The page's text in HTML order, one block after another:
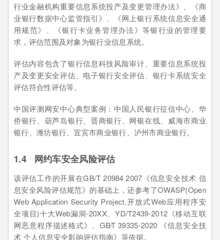
行业金融机构重要信息系统投产及变更管理办法》、《商
业银行数据中心监管指引》、《网上银行系统信息安全通
用规范》、《银行卡业务管理办法》等银行业的管理要
求，评估范围及对象为银行业信息系统。
评估内容包含了银行信息科技风险审计、重要信息系统投
产及变更安全评估、电子银行安全评估、银行卡系统安全
评估符合性评估等。
中国评测网安中心典型案例：中国人民银行征信中心、华
侨银行、葫芦岛银行、晋商银行、网银在线、威海市商业
银行、潍坊银行、宜宾市商业银行、泸州市商业银行。
1.4 网约车安全风险评估
该评估工作的开展在GB/T 20984 2007《信息安全技术 信
息安全风险评估规范》的基础上，还参考了OWASP(Open
Web Application Security Project,开放式Web应用程序安
全项目)十大Web漏洞-20XX、YD/T2439-2012《移动互联
网恶意程序描述格式》、GB∕T 39335-2020 《信息安全技
术 个人信息安全影响评估指南》等依据。